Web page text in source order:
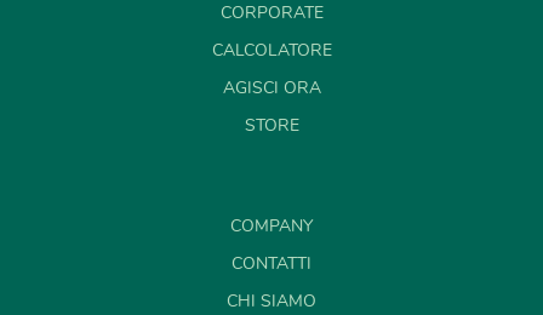
CORPORATE
CALCOLATORE
AGISCI ORA
STORE
COMPANY
CONTATTI
CHI SIAMO